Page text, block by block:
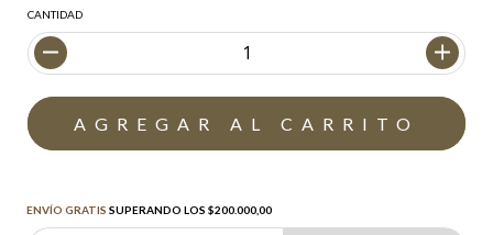
CANTIDAD
ENVÍO GRATIS SUPERANDO LOS $200.000,00